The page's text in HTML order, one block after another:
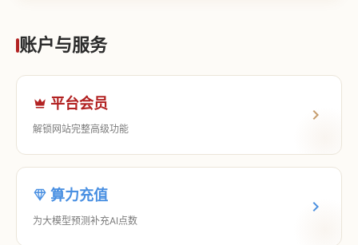
账户与服务
平台会员
解锁网站完整高级功能
算力充值
为大模型预测补充AI点数